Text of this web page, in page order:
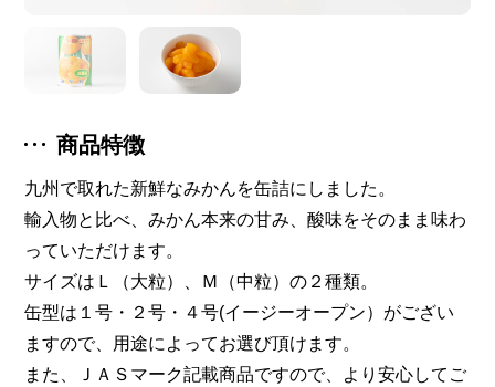
商品特徴
九州で取れた新鮮なみかんを缶詰にしました。
輸入物と比べ、みかん本来の甘み、酸味をそのまま味わ
っていただけます。
サイズはＬ（大粒）、Ｍ（中粒）の２種類。
缶型は１号・２号・４号(イージーオープン）がござい
ますので、用途によってお選び頂けます。
また、ＪＡＳマーク記載商品ですので、より安心してご